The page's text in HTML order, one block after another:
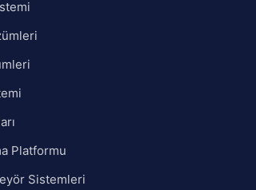
Platformu
Sistemleri